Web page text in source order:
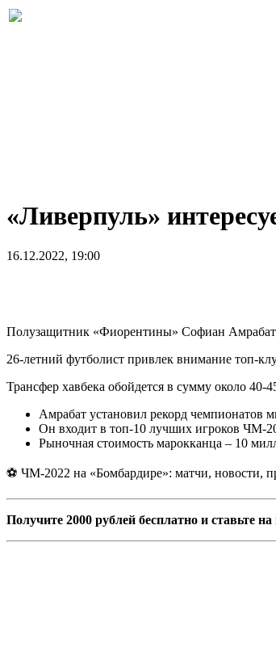
«Ливерпуль»
16.12.2022, 19:00
Полузащитник «Фиорентины» Софиан Амрабат
26-летний футболист привлек внимание топ-
Трансфер хавбека обойдется в сумму около 40-
Амрабат установил рекорд чемпионатов
Он входит в топ-10 лучших игроков ЧМ-
Рыночная стоимость марокканца – 10
⚽ ЧМ-2022 на «Бомбардире»: матчи, новости,
Получите 2000 рублей бесплатно и ставьте